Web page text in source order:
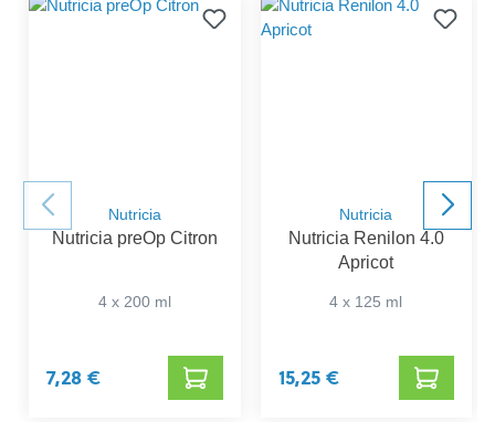
Nutricia
Nutricia preOp Citron
4 x 200 ml
7,28 €
Nutricia
Nutricia Renilon 4.0
Apricot
4 x 125 ml
15,25 €